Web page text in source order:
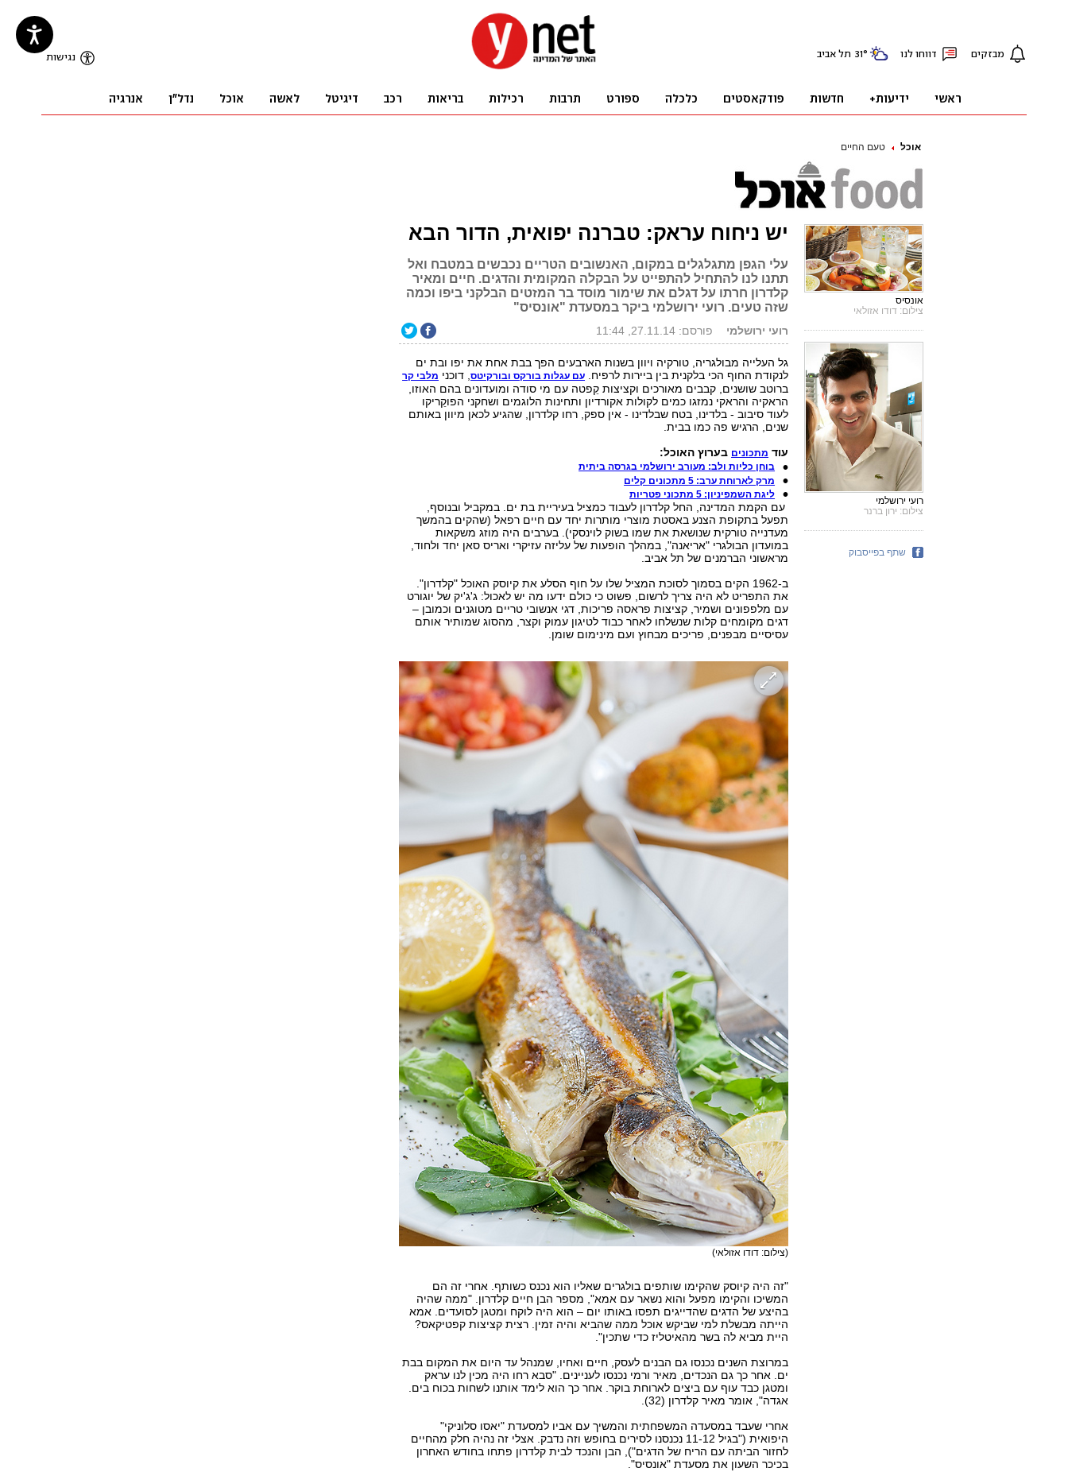
אוכל טעם החיים
יש ניחוח עראק: טברנה יפואית, הדור הבא
עלי הגפן מתגלגלים במקום, האנשובים הטריים נכבשים במטבח ואל
תתנו לנו להתחיל להתפייט על הבקלה המקומית והדגים. חיים ומאיר
קלדרון חרתו על דגלם את שימור מוסד בר המזטים הבלקני ביפו וכמה
שזה טעים. רועי ירושלמי ביקר במסעדת "אונסיס"
רועי ירושלמי פורסם: 27.11.14, 11:44
גל העלייה מבולגריה, טורקיה ויוון בשנות הארבעים הפך בבת אחת את יפו ובת ים
לנקודת החוף הכי בלקנית בין ביירות לרפיח. עם עגלות בורקס ובורקיטס, דוכני מלבי קר
ברוטב שושנים, קבבים מאורכים וקציצות קֵפטה עם מי סודה ומועדונים בהם האוזו,
הראקיה והראקי נמזגו כמים לקולות אקורדיון ותחינות הלוגמים ושחקני הפוקֵריקו
לעוד סיבוב - בלדינו, בטח שבלדינו - אין ספק, רחו קלדרון, שהגיע לכאן מיוון באותם
שנים, הרגיש פה כמו בבית.
עוד מתכונים בערוץ האוכל:
בוחן כליות ולב: מעורב ירושלמי בגרסה ביתית
מרק לארוחת ערב: 5 מתכונים קלים
ליגת השמפיניון: 5 מתכוני פטריות
עם הקמת המדינה, החל קלדרון לעבוד כמציל בעיריית בת ים. במקביל ובנוסף,
תפעל בתקופת הצנע באסטת מוצרי מותרות יחד עם חיים רפאל (שהקים בהמשך
מעדנייה טורקית שנושאת את שמו בשוק לוינסקי). בערבים היה מוזג משקאות
במועדון הבולגרי "אריאנה", במהלך הופעות של עליזה עזיקרי ואריס סאן יחד ולחוד,
מראשוני הברמנים של תל אביב.
ב-1962 הקים בסמוך לסוכת המציל שלו על חוף הסלע את קיוסק האוכל "קלדרון".
את התפריט לא היה צריך לרשום, פשוט כי כולם ידעו מה יש לאכול: ג'ג'יק של יוגורט
עם מלפפונים ושמיר, קציצות פראסה פריכות, דגי אנשובי טריים מטוגנים וכמובן –
דגים מקומחים קלות שנשלחו לאחר כבוד לטיגון עמוק וקצר, מהסוג שמותיר אותם
עסיסיים מבפנים, פריכים מבחוץ ועם מינימום שומן.
(צילום: דודו אזולאי)
"זה היה קיוסק שהקימו שותפים בולגרים שאליו הוא נכנס כשותף. אחרי זה הם
המשיכו והקימו מפעל והוא נשאר עם אמא", מספר הבן חיים קלדרון. "ממה שהיה
בהיצע של הדגים שהדייגים תפסו באותו יום – הוא היה לוקח ומטגן לסועדים. אמא
הייתה מבשלת למי שביקש אוכל ממה שהביא והיה זמין. רצית קציצות קפטיקאס?
היית מביא לה בשר מהאיטליז כדי שתכין".
במרוצת השנים נכנסו גם הבנים לעסק, חיים ואחיו, שמנהל עד היום את המקום בבת
ים. אחר כך גם הנכדים, מאיר ורמי נכנסו לעניינים. "סבא רחו היה מכין לנו עראק
ומטגן כבד עוף עם ביצים לארוחת בוקר. אחר כך הוא לימד אותנו לשחות בכוח בים.
אגדה", אומר מאיר קלדרון (32).
אחרי שעבד במסעדה המשפחתית והמשיך עם אביו למסעדת "יאסו סלוניקי"
היפואית ("בגיל 11-12 נכנסנו לסירים בחופש וזה נדבק. אצלי זה נהיה חלק מהחיים
לחזור הביתה עם הריח של הדגים"), הבן והנכד לבית קלדרון פתחו בחודש האחרון
בכיכר השעון את מסעדת "אונסיס".
אונסיס
צילום: דודו אזולאי
רועי ירושלמי
צילום: ירון ברנר
שתף בפייסבוק